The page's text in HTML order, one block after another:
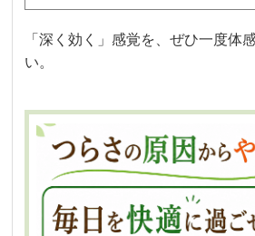
「深く効く」感覚を、ぜひ一度体
い。